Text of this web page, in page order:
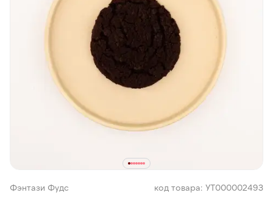
Фэнтази Фудс код товара: УТ000002493